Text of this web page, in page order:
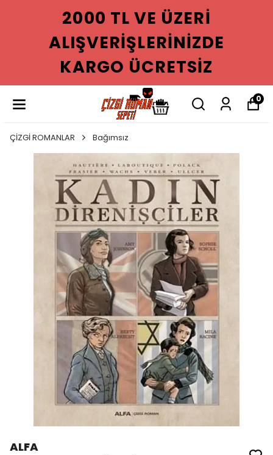
2000 TL VE ÜZERI
ALIŞVERIŞLERINIZDE
KARGO ÜCRETSIZ
0
ÇİZGİ ROMANLAR Bağımsız
ALFA